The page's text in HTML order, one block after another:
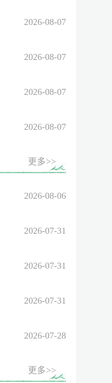
2026-08-07
2026-08-07
2026-08-07
2026-08-07
更多>>
2026-08-06
2026-07-31
2026-07-31
2026-07-31
2026-07-28
更多>>